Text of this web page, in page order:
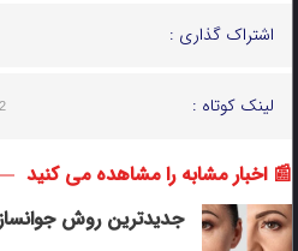
اشتراک گذاری :
لینک کوتاه :
📰 اخبار مشابه را مشاهده می کنید
جدیدترین روش